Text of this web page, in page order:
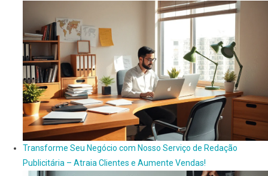
Transforme Seu Negócio com Nosso Serviço de Redação
Publicitária – Atraia Clientes e Aumente Vendas!